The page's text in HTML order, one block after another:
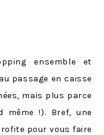
ensemble et
passage en caisse
mais plus parce
!). Bref, une
pour vous faire